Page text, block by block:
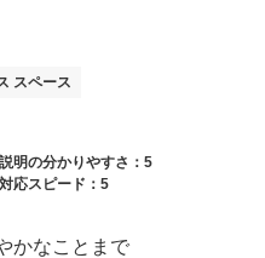
スペース
説明の分かりやすさ：5
対応スピード：5
かなことまで